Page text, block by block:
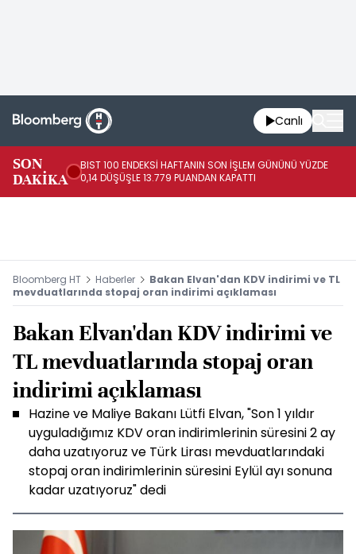
Canlı
SON
DAKİKA
BIST 100 ENDEKSİ HAFTANIN SON İŞLEM GÜNÜNÜ YÜZDE
0,14 DÜŞÜŞLE 13.779 PUANDAN KAPATTI
Bloomberg HT Haberler
Bakan Elvan'dan KDV indirimi ve TL
mevduatlarında stopaj oran indirimi açıklaması
Bakan Elvan'dan KDV indirimi ve
TL mevduatlarında stopaj oran
indirimi açıklaması
Hazine ve Maliye Bakanı Lütfi Elvan, "Son 1 yıldır
uyguladığımız KDV oran indirimlerinin süresini 2 ay
daha uzatıyoruz ve Türk Lirası mevduatlarındaki
stopaj oran indirimlerinin süresini Eylül ayı sonuna
kadar uzatıyoruz" dedi